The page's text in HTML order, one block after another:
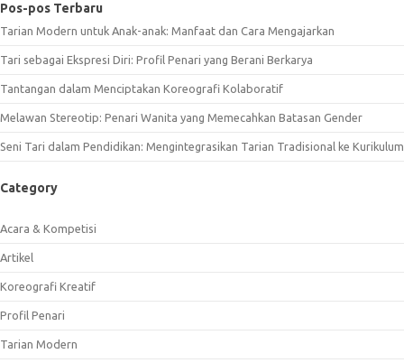
Pos-pos Terbaru
Tarian Modern untuk Anak-anak: Manfaat dan Cara Mengajarkan
Tari sebagai Ekspresi Diri: Profil Penari yang Berani Berkarya
Tantangan dalam Menciptakan Koreografi Kolaboratif
Melawan Stereotip: Penari Wanita yang Memecahkan Batasan Gender
Seni Tari dalam Pendidikan: Mengintegrasikan Tarian Tradisional ke Kurikulum
Category
Acara & Kompetisi
Artikel
Koreografi Kreatif
Profil Penari
Tarian Modern